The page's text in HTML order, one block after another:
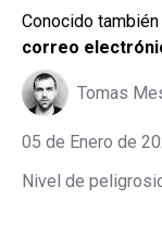
Conocido también
correo
Tomas
05 de Enero de
Nivel de